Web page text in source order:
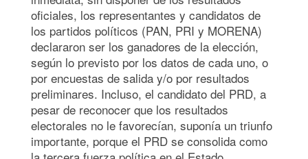
oficiales, los representantes y candidatos de
los partidos políticos (PAN, PRI y MORENA)
declararon ser los ganadores de la elección,
según lo previsto por los datos de cada uno, o
por encuestas de salida y/o por resultados
preliminares. Incluso, el candidato del PRD, a
pesar de reconocer que los resultados
electorales no le favorecían, suponía un triunfo
importante, porque el PRD se consolida como